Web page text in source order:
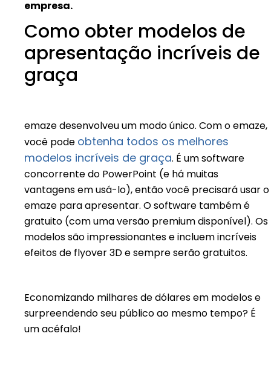
empresa.
Como obter modelos de
apresentação incríveis de
graça
emaze desenvolveu um modo único. Com o emaze,
você pode obtenha todos os melhores
modelos incríveis de graça. É um software
concorrente do PowerPoint (e há muitas
vantagens em usá-lo), então você precisará usar o
emaze para apresentar. O software também é
gratuito (com uma versão premium disponível). Os
modelos são impressionantes e incluem incríveis
efeitos de flyover 3D e sempre serão gratuitos.
Economizando milhares de dólares em modelos e
surpreendendo seu público ao mesmo tempo? É
um acéfalo!